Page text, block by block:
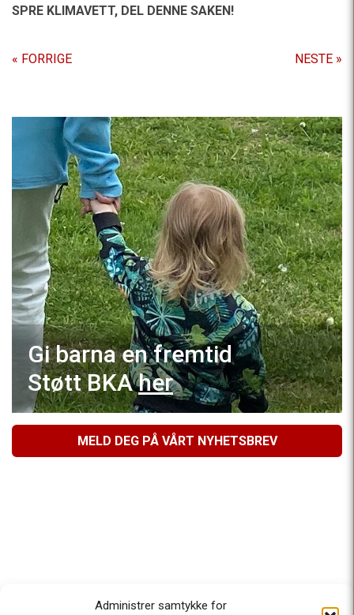
Administrer samtykke for
SPRE KLIMAVETT, DEL DENNE SAKEN!
« FORRIGE NESTE »
Gi barna en fremtid
Støtt BKAher
MELD DEG PÅ VÅRT NYHETSBREV